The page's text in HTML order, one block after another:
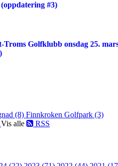
#3)
Golfklubb onsdag 25.
(8) Finnkroken Golfpark (3)
Vis alle RSS